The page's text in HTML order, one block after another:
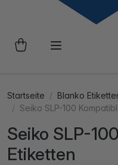
Startseite Blanko
Seiko SLP-100
Seiko SLP-
Etiketten